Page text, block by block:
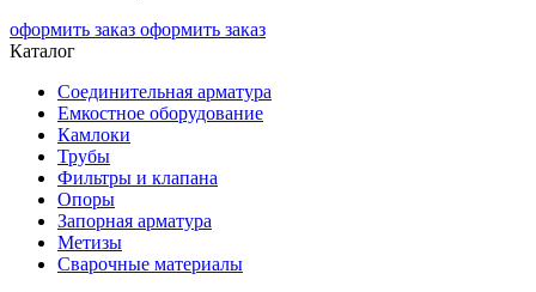
оформить заказ оформить заказ
Каталог
Соединительная арматура
Емкостное оборудование
Камлоки
Трубы
Фильтры и клапана
Опоры
Запорная арматура
Метизы
Сварочные материалы